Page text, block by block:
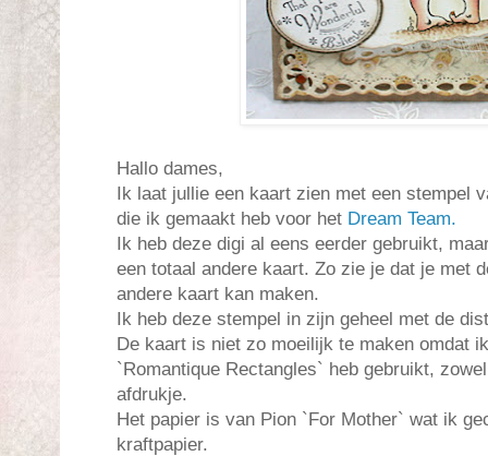
Hallo dames,
Ik laat jullie een kaart zien met een stempel
die ik gemaakt heb voor het Dream Team.
Ik heb deze digi al eens eerder gebruikt,
een totaal andere kaart. Zo zie je dat je met
andere kaart kan maken.
Ik heb deze stempel in zijn geheel met de
De kaart is niet zo moeilijk te maken omdat
`Romantique Rectangles` heb gebruikt,
afdrukje.
Het papier is van Pion `For Mother` wat ik
kraftpapier.